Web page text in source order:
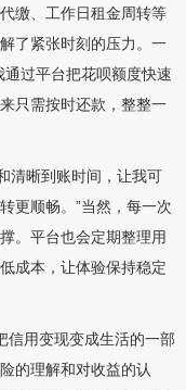
缴、工作日租金周转等
了紧张时刻的压力。一
过平台把花呗额度快速
只需按时还款，整整一
清晰到账时间，让我可
更顺畅。”当然，每一次
。平台也会定期整理用
成本，让体验保持稳定
信用变现变成生活的一部
的理解和对收益的认